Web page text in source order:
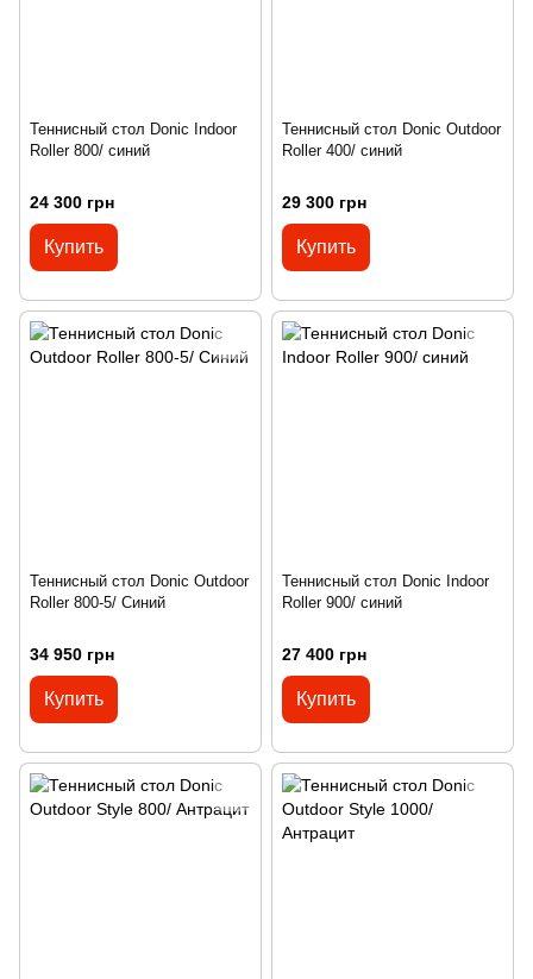
Теннисный стол Donic Indoor
Roller 800/ синий
24 300 грн
Купить
Теннисный стол Donic Outdoor
Roller 400/ синий
29 300 грн
Купить
Теннисный стол Donic Outdoor
Roller 800-5/ Синий
34 950 грн
Купить
Теннисный стол Donic Indoor
Roller 900/ синий
27 400 грн
Купить